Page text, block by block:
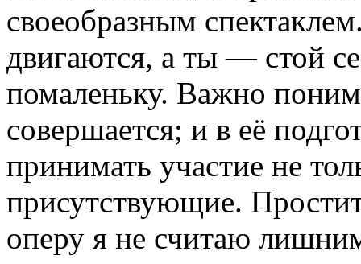
своеобразным
двигаются, а ты — стой
помаленьку. Важно
совершается; и в её
принимать участие не
присутствующие.
оперу я не считаю